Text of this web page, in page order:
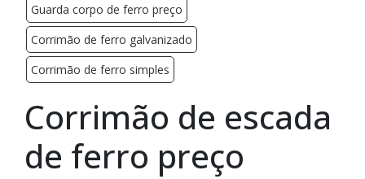
Guarda corpo de ferro preço
Corrimão de ferro galvanizado
Corrimão de ferro simples
Corrimão de escada
de ferro preço